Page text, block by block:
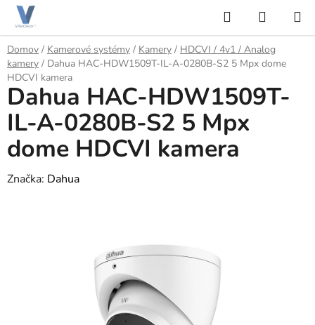
Prejsť
obsah
Hľadať
KOŠÍK
Domov / Kamerové systémy / Kamery / HDCVI / 4v1 / Analog
kamery / Dahua HAC-HDW1509T-IL-A-0280B-S2 5 Mpx dome
HDCVI kamera
Dahua HAC-HDW1509T-
IL-A-0280B-S2 5 Mpx
dome HDCVI kamera
Značka: Dahua